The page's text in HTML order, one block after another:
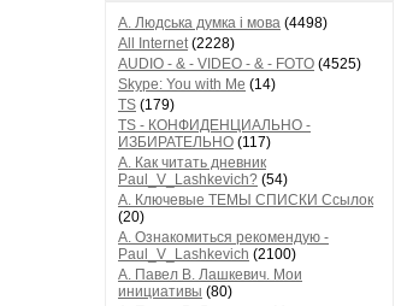
A. Людська думка і мова (4498)
All Internet(2228)
AUDIO - & - VIDEO - & - FOTO (4525)
Skype: You with Me (14)
TS (179)
TS - КОНФИДЕНЦИАЛЬНО -
ИЗБИРАТЕЛЬНО (117)
А. Как читать дневник
Paul_V_Lashkevich? (54)
А. Ключевые ТЕМЫ СПИСКИ Ссылок
(20)
А. Ознакомиться рекомендую -
Paul_V_Lashkevich (2100)
А. Павел В. Лашкевич. Мои
инициативы (80)